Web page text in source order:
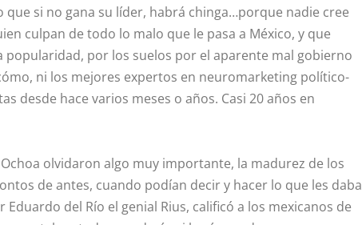
si no gana su líder, habrá chinga…porque nadie cree
culpan de todo lo malo que le pasa a México, y que
por los suelos por el aparente mal gobierno
ni los mejores expertos en neuromarketing político-
desde hace varios meses o años. Casi 20 años en
olvidaron algo muy importante, la madurez de los
de antes, cuando podían decir y hacer lo que les daba
del Río el genial Rius, calificó a los mexicanos de